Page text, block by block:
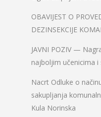
OBAVIJEST O
DEZINSEKCIJE
JAVNI POZIV —
najboljim učenicima i
Nacrt Odluke o
sakupljanja
Kula Norinska